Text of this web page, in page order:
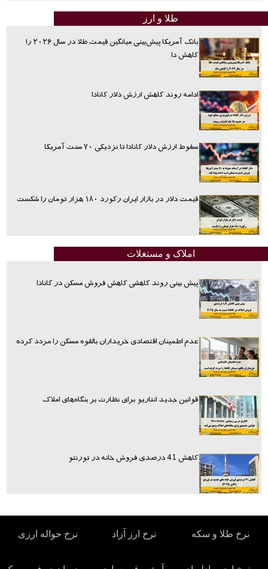
طلا و ارز
بانک آمریکا پیش‌بینی میانگین قیمت طلا در سال ۲۰۲۶ را
کاهش دا
ادامه روند کاهش ارزش دلار کانادا
سقوط ارزش دلار کانادا تا نزدیکی ۷۰ سنت آمریکا
قیمت دلار در بازار ایران رکورد ۱۸۰ هزار تومان را شکست
املاک و مستغلات
پیش بینی روند کاهشی کاهش فروش مسکن در کانادا
عدم اطمینان اقتصادی خریداران بالقوه مسکن را مردد کرده
قوانین جدید انتاریو برای نظارت بر بنگاه‌های املاک
کاهش 41 درصدی فروش خانه در تورنتو
نرخ طلا و سکه نرخ ارز آزاد نرخ حواله ارزی